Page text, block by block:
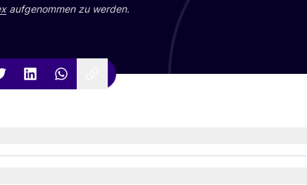
auf­ge­nom­men zu werden.